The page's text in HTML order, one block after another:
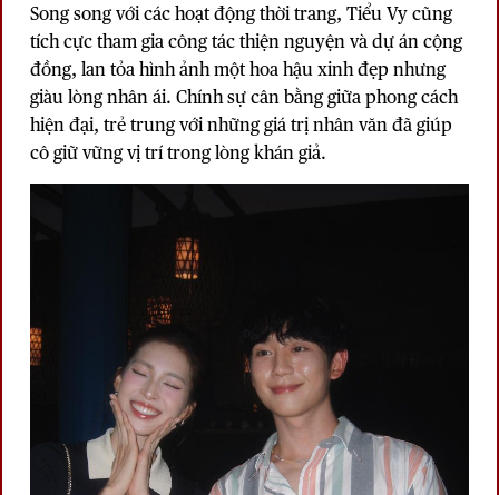
Song song với các hoạt động thời trang, Tiểu Vy cũng
tích cực tham gia công tác thiện nguyện và dự án cộng
đồng, lan tỏa hình ảnh một hoa hậu xinh đẹp nhưng
giàu lòng nhân ái. Chính sự cân bằng giữa phong cách
hiện đại, trẻ trung với những giá trị nhân văn đã giúp
cô giữ vững vị trí trong lòng khán giả.